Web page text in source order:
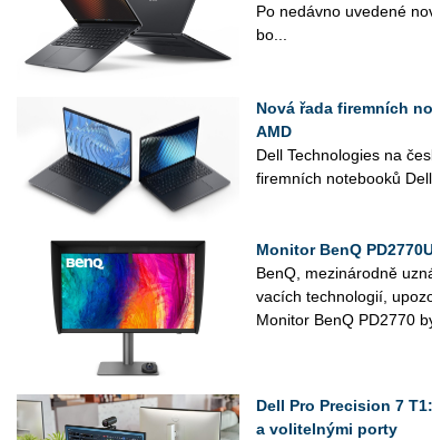
Po ne­dáv­no uve­de­né
bo...
Nová řada firemních
AMD
Dell Tech­no­lo­gies na
fi­rem­ních no­te­boo­ků Dell
Monitor BenQ
BenQ, me­zi­ná­rod­ně
va­cích tech­no­lo­gií,
Mo­ni­tor BenQ PD2770
Dell Pro Precision 7
a volitelnými porty